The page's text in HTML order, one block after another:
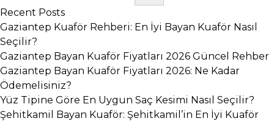
Recent Posts
Gaziantep Kuaför Rehberi: En İyi Bayan Kuaför Nasıl
Seçilir?
Gaziantep Bayan Kuaför Fiyatları 2026 Güncel Rehber
Gaziantep Bayan Kuaför Fiyatları 2026: Ne Kadar
Ödemelisiniz?
Yüz Tipine Göre En Uygun Saç Kesimi Nasıl Seçilir?
Şehitkamil Bayan Kuaför: Şehitkamil’in En İyi Kuaför